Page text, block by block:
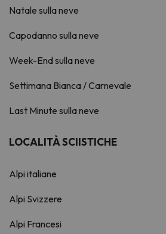
Natale sulla neve
Capodanno sulla neve
Week-End sulla neve
Settimana Bianca / Carnevale
Last Minute sulla neve
LOCALITÀ SCIISTICHE
Alpi italiane
Alpi Svizzere
Alpi Francesi